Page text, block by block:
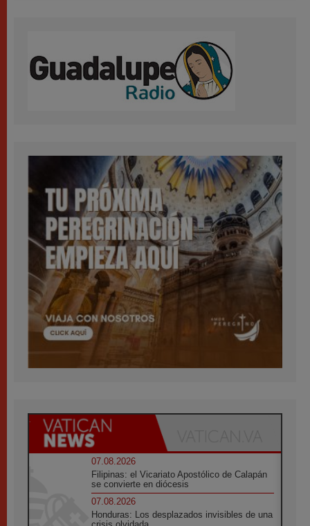
07.08.2026
Filipinas: el Vicariato Apostólico de Calapán
se convierte en diócesis
07.08.2026
Honduras: Los desplazados invisibles de una